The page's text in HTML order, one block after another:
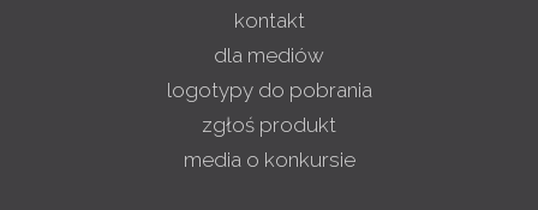
kontakt
dla mediów
logotypy do pobrania
zgłoś produkt
media o konkursie